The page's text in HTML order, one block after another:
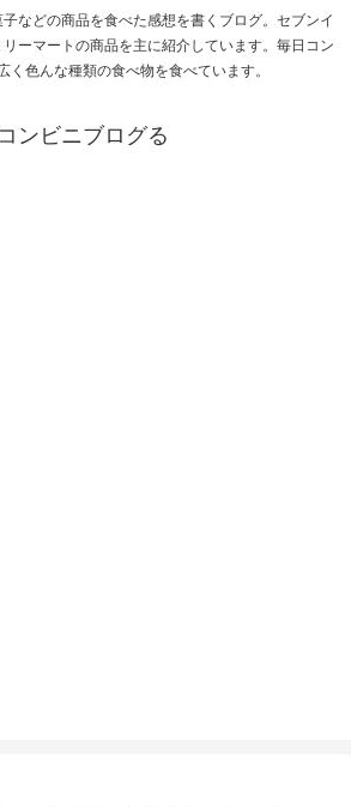
などの商品を食べた感想を書くブログ。セブンイ
ーマートの商品を主に紹介しています。毎日コン
く色んな種類の食べ物を食べています。
コンビニブログる